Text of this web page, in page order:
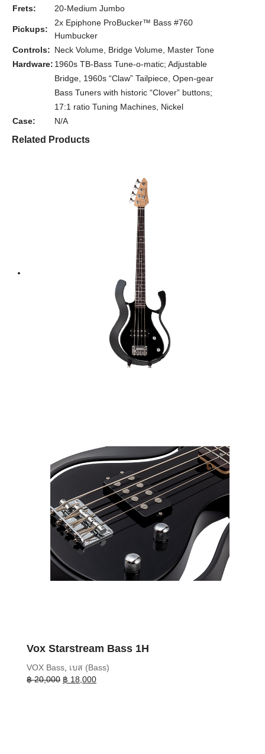
Frets:
20-Medium Jumbo
Pickups:
2x Epiphone ProBucker™ Bass #760
Humbucker
Controls: Neck Volume, Bridge Volume, Master Tone
Hardware: 1960s TB-Bass Tune-o-matic; Adjustable
Bridge, 1960s “Claw” Tailpiece, Open-gear
Bass Tuners with historic “Clover” buttons;
17:1 ratio Tuning Machines, Nickel
Case:
N/A
Related Products
Vox Starstream Bass 1H
VOX Bass เบส (Bass)
฿20,000 Original
฿ 18,000Current